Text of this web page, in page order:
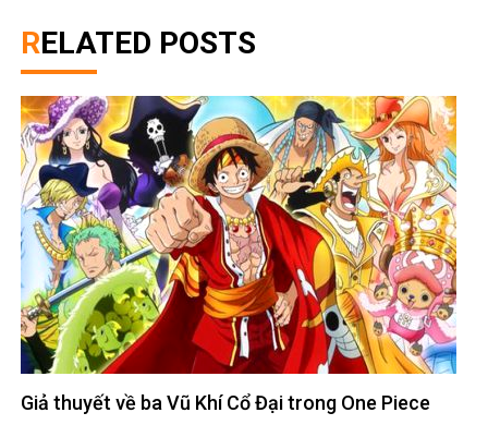
RELATED POSTS
Giả thuyết về ba Vũ Khí Cổ Đại trong One Piece